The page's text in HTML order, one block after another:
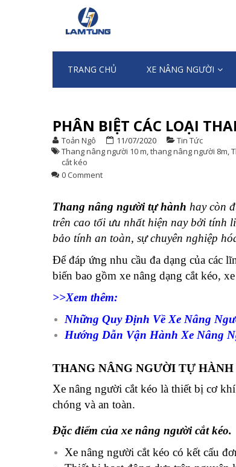
navigation
content
XE
Chuyên nhập khẩu và
TRANG CHỦ XE NÂNG NGƯỜI
PHÂN BIỆT CÁC LOẠI
Toản Ngô 11/07/2020
Tin Tức
Thang nâng người 10 m,thang nâng người 8m,
cắt kéo
0 Comment
Thang nâng người tự hành hay còn
trên cao tối ưu nhất hiện nay bởi tính
bảo tính an toàn, sự chuyên nghiệp
Để đáp ứng nhu cầu đa dạng của các
biến bao gồm xe nâng dạng cắt kéo,
>>Xem thêm:
Những Quy Định Về Xe Nâng
Hướng Dẫn Vận Hành Xe Nâng
THANG NÂNG NGƯỜI TỰ
Xe nâng người cắt kéo là thiết bị cơ
chóng và an toàn.
Đặc điểm của xe nâng người cắt kéo.
Xe nâng người cắt kéo có kết cấu